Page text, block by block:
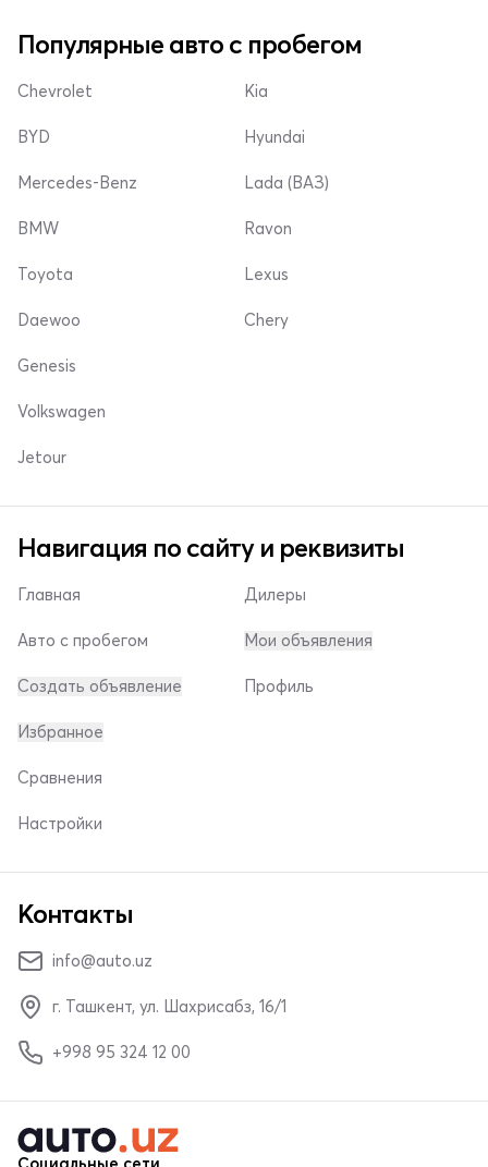
Популярные авто с пробегом
Chevrolet
BYD
Mercedes-Benz
Kia
Hyundai
Lada (ВАЗ)
BMW
Toyota
Daewoo
Ravon
Lexus
Chery
Genesis
Volkswagen
Jetour
Навигация по сайту и реквизиты
Главная
Авто с пробегом
Создать объявление
Дилеры
Мои объявления
Профиль
Избранное
Сравнения
Настройки
Контакты
info@auto.uz
г. Ташкент, ул. Шахрисабз, 16/1
+998 95 324 12 00